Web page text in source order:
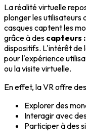
La réalité virtuelle
plonger les utilisateurs
casques captent les
grâce à des capteurs
dispositifs. L'intérêt de
pour l'expérience
ou la visite virtuelle.
En effet, la VR offre
Explorer des
Interagir avec
Participer à des